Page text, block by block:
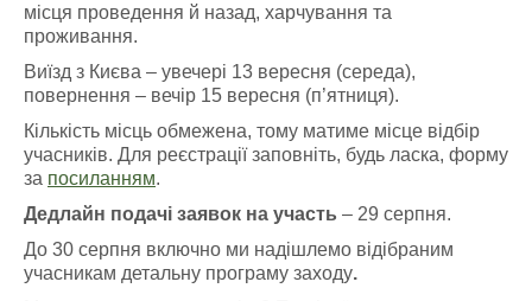
місця проведення й назад, харчування та
проживання.
Виїзд з Києва – увечері 13 вересня (середа),
повернення – вечір 15 вересня (п’ятниця).
Кількість місць обмежена, тому матиме місце відбір
учасників. Для реєстрації заповніть, будь ласка, форму
за посиланням.
Дедлайн подачі заявок на участь – 29 серпня.
До 30 серпня включно ми надішлемо відібраним
учасникам детальну програму заходу.